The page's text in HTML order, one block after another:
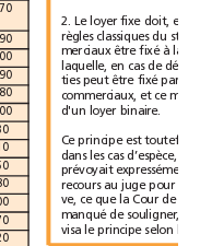
19,70
17,90
16,00
13,90
11,80
10,00
8,30
7,10
5,50
3,80
2,00
0,70
0,20
2. Le loyer fixe doit,
règles classiques du
merciaux être fixé à la
laquelle,
en cas de
ties peut être fixé par
commerciaux, et ce
d'un
loyer binaire.
Ce principe est
dans les cas d’espèce,
prévoyait
recours
au juge pour
ve, ce que la Cour de
manqué de souligner,
visa le principe selon